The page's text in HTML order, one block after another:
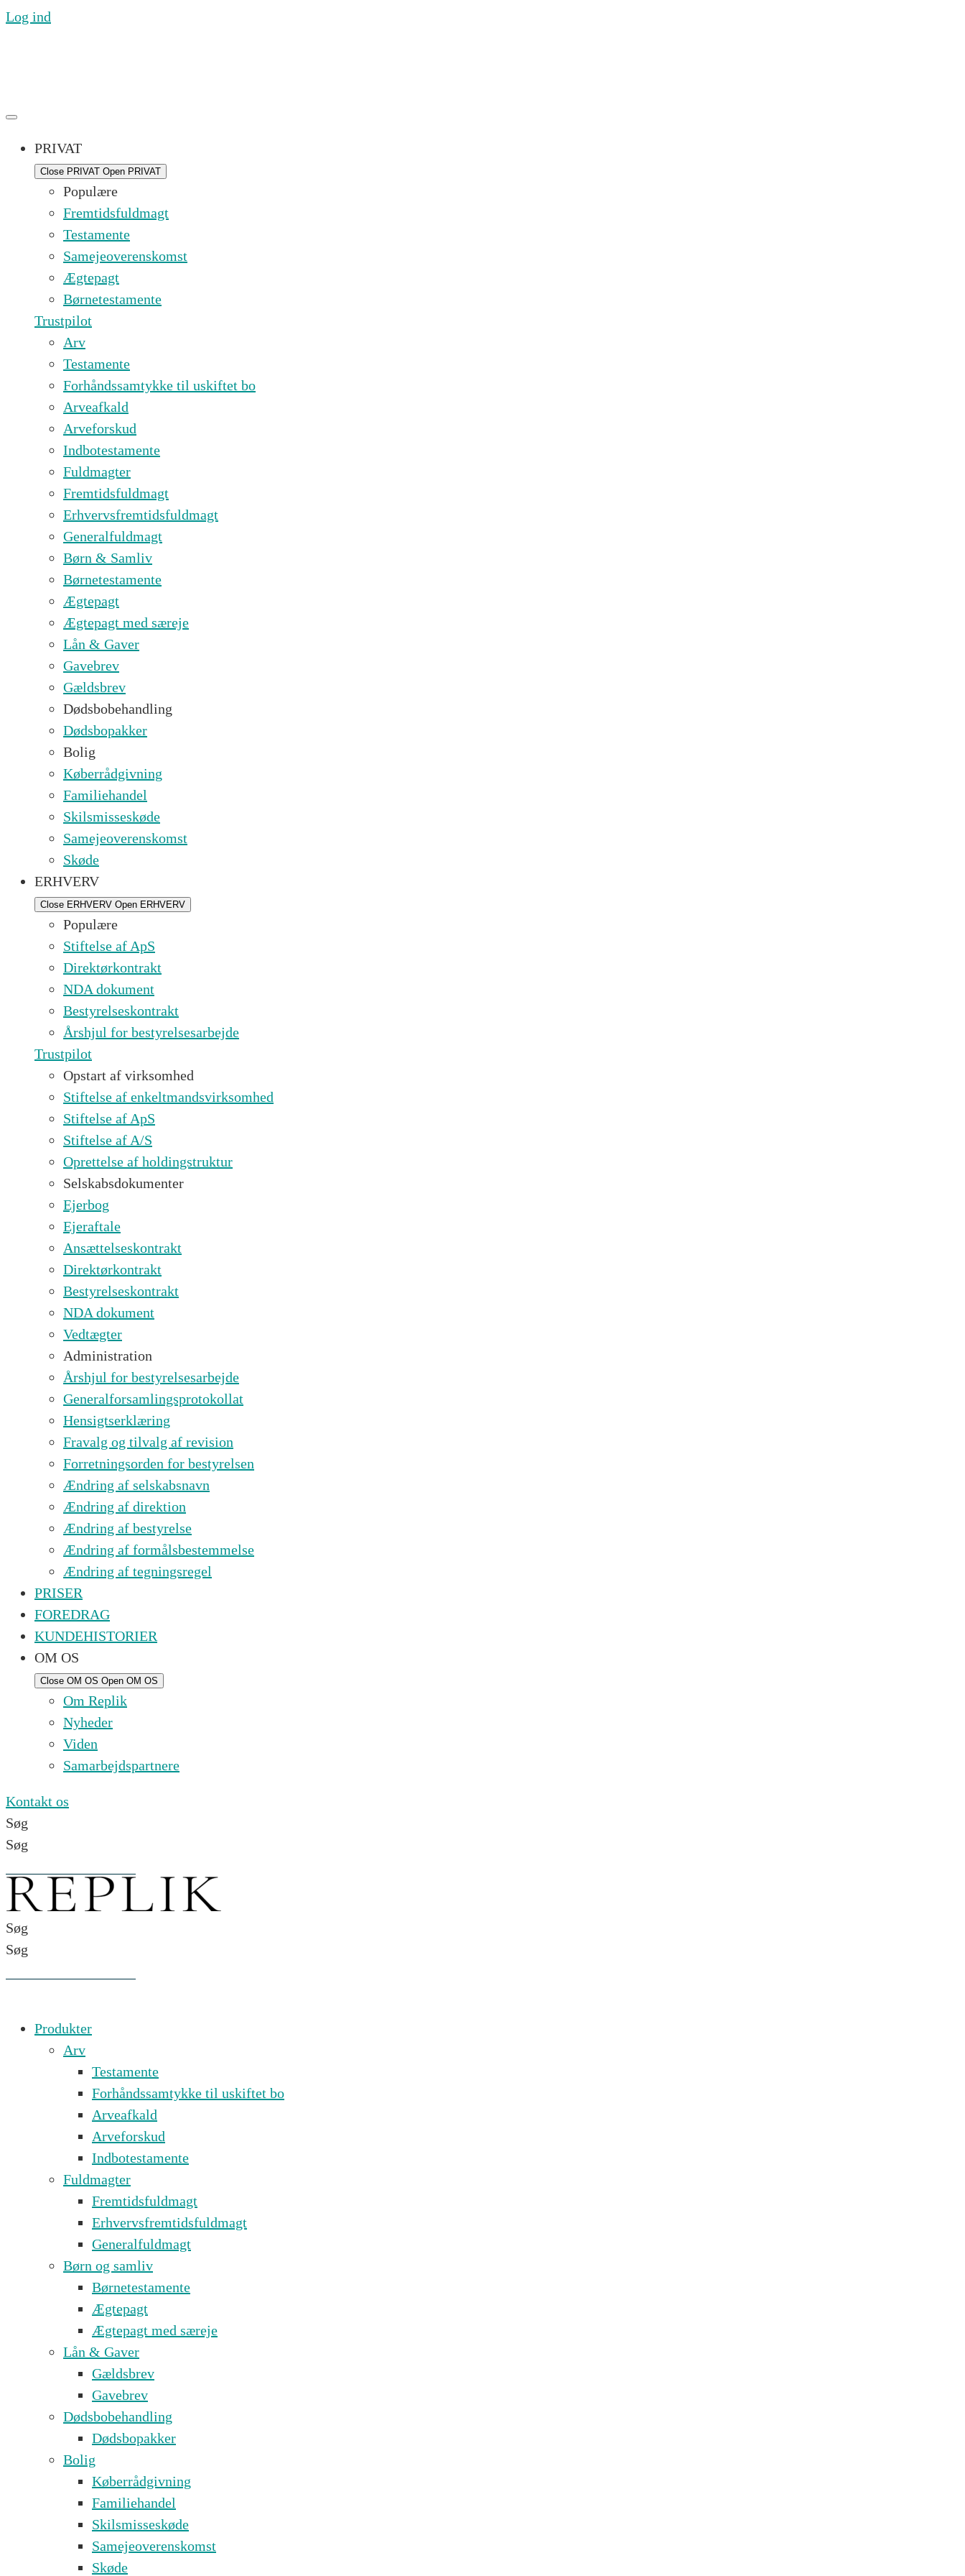
Log ind
PRIVAT
Close PRIVAT Open PRIVAT
Populære
Fremtidsfuldmagt
Testamente
Samejeoverenskomst
Ægtepagt
Børnetestamente
Trustpilot
Arv
Testamente
Forhåndssamtykke til uskiftet bo
Arveafkald
Arveforskud
Indbotestamente
Fuldmagter
Fremtidsfuldmagt
Erhvervsfremtidsfuldmagt
Generalfuldmagt
Børn & Samliv
Børnetestamente
Ægtepagt
Ægtepagt med særeje
Lån & Gaver
Gavebrev
Gældsbrev
Dødsbobehandling
Dødsbopakker
Bolig
Køberrådgivning
Familiehandel
Skilsmisseskøde
Samejeoverenskomst
Skøde
ERHVERV
Close ERHVERV Open ERHVERV
Populære
Stiftelse af ApS
Direktørkontrakt
NDA dokument
Bestyrelseskontrakt
Årshjul for bestyrelsesarbejde
Trustpilot
Opstart af virksomhed
Stiftelse af enkeltmandsvirksomhed
Stiftelse af ApS
Stiftelse af A/S
Oprettelse af holdingstruktur
Selskabsdokumenter
Ejerbog
Ejeraftale
Ansættelseskontrakt
Direktørkontrakt
Bestyrelseskontrakt
NDA dokument
Vedtægter
Administration
Årshjul for bestyrelsesarbejde
Generalforsamlingsprotokollat
Hensigtserklæring
Fravalg og tilvalg af revision
Forretningsorden for bestyrelsen
Ændring af selskabsnavn
Ændring af direktion
Ændring af bestyrelse
Ændring af formålsbestemmelse
Ændring af tegningsregel
PRISER
FOREDRAG
KUNDEHISTORIER
OM OS
Close OM OS Open OM OS
Om Replik
Nyheder
Viden
Samarbejdspartnere
Kontakt os
Søg
Søg
Søg
Søg
Produkter
Arv
Testamente
Forhåndssamtykke til uskiftet bo
Arveafkald
Arveforskud
Indbotestamente
Fuldmagter
Fremtidsfuldmagt
Erhvervsfremtidsfuldmagt
Generalfuldmagt
Børn og samliv
Børnetestamente
Ægtepagt
Ægtepagt med særeje
Lån & Gaver
Gældsbrev
Gavebrev
Dødsbobehandling
Dødsbopakker
Bolig
Køberrådgivning
Familiehandel
Skilsmisseskøde
Samejeoverenskomst
Skøde